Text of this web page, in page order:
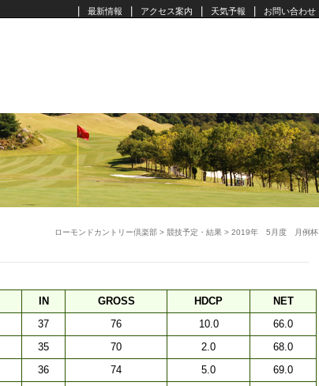
最新情報 アクセス案内 天気予報 お問い合わせ
ローモンドカントリー倶楽部 > 競技予定・結果 > 2019年 5月度 月例杯
IN GROSS HDCP
NET
37 76 10.0
66.0
35 70 2.0
68.0
36 74 5.0
69.0